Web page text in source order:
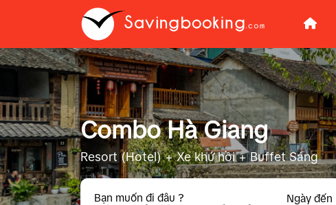
Combo Hà Giang
Resort (Hotel) + Xe khứ hồi + Buffet Sáng
Bạn muốn đi đâu ? Ngày đến